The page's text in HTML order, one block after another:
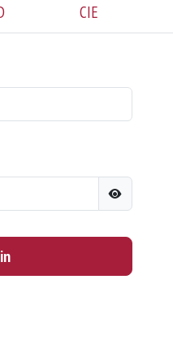
CIE